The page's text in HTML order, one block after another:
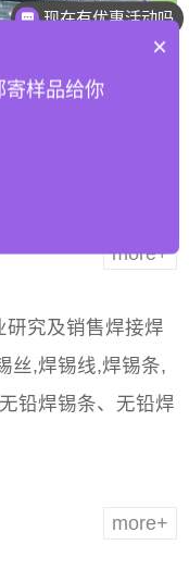
63锡条 | 超高性
more+
研究及销售焊接焊
丝,焊锡线,焊锡条,
铅焊锡条、无铅焊
more+
现在有优惠活动吗
×
寄样品给你